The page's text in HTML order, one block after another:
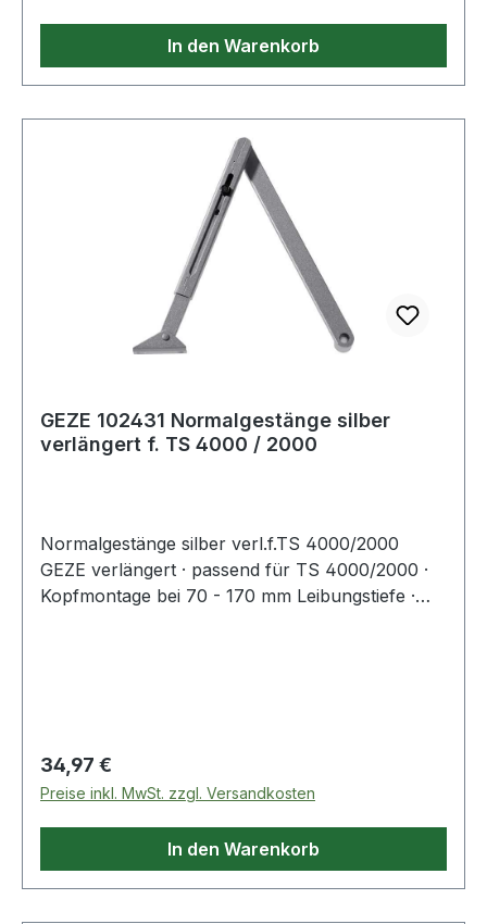
In den Warenkorb
GEZE 102431 Normalgestänge silber
verlängert f. TS 4000 / 2000
Normalgestänge silber verl.f.TS 4000/2000
GEZE verlängert · passend für TS 4000/2000 ·
Kopfmontage bei 70 - 170 mm Leibungstiefe ·
Regulärer Preis:
34,97 €
Preise inkl. MwSt. zzgl. Versandkosten
In den Warenkorb